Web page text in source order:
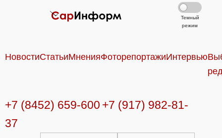
Темный
режим
НовостиСтатьиМненияФоторепортажиИнтервью
+7 (8452) 659-600 +7 (917) 982-81-
37